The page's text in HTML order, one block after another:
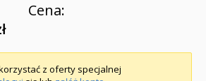
Cena:
z oferty specjalnej